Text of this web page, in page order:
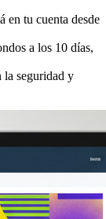
en tu cuenta desde
a los 10 días,
la seguridad y